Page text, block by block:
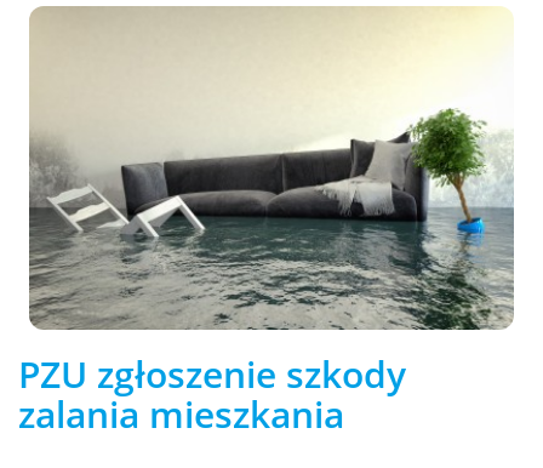
PZU zgłoszenie szkody
zalania mieszkania